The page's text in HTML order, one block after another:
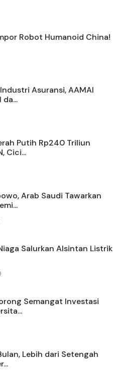
Robot Humanoid China!
Asuransi, AAMAI
Putih Rp240 Triliun
Cici...
Arab Saudi Tawarkan
Salurkan Alsintan Listrik
Semangat Investasi
Lebih dari Setengah